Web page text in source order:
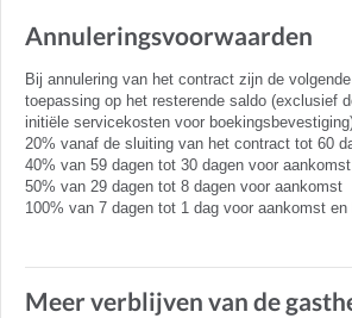
Annuleringsvoorwaarden
Bij annulering van het contract zijn de
toepassing op het resterende saldo (exclusief
initiële servicekosten voor
20% vanaf de sluiting van het contract tot 60
40% van 59 dagen tot 30 dagen voor aankomst
50% van 29 dagen tot 8 dagen voor aankomst
100% van 7 dagen tot 1 dag voor aankomst en
Meer verblijven van de